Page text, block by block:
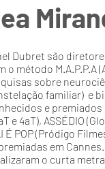
Dubret são
o método M.A.P.P.A
sobre
familiar) e
e premiados
e 4aT), ASSÉDIO
É POP (Pródigo
em Cannes.
o curta